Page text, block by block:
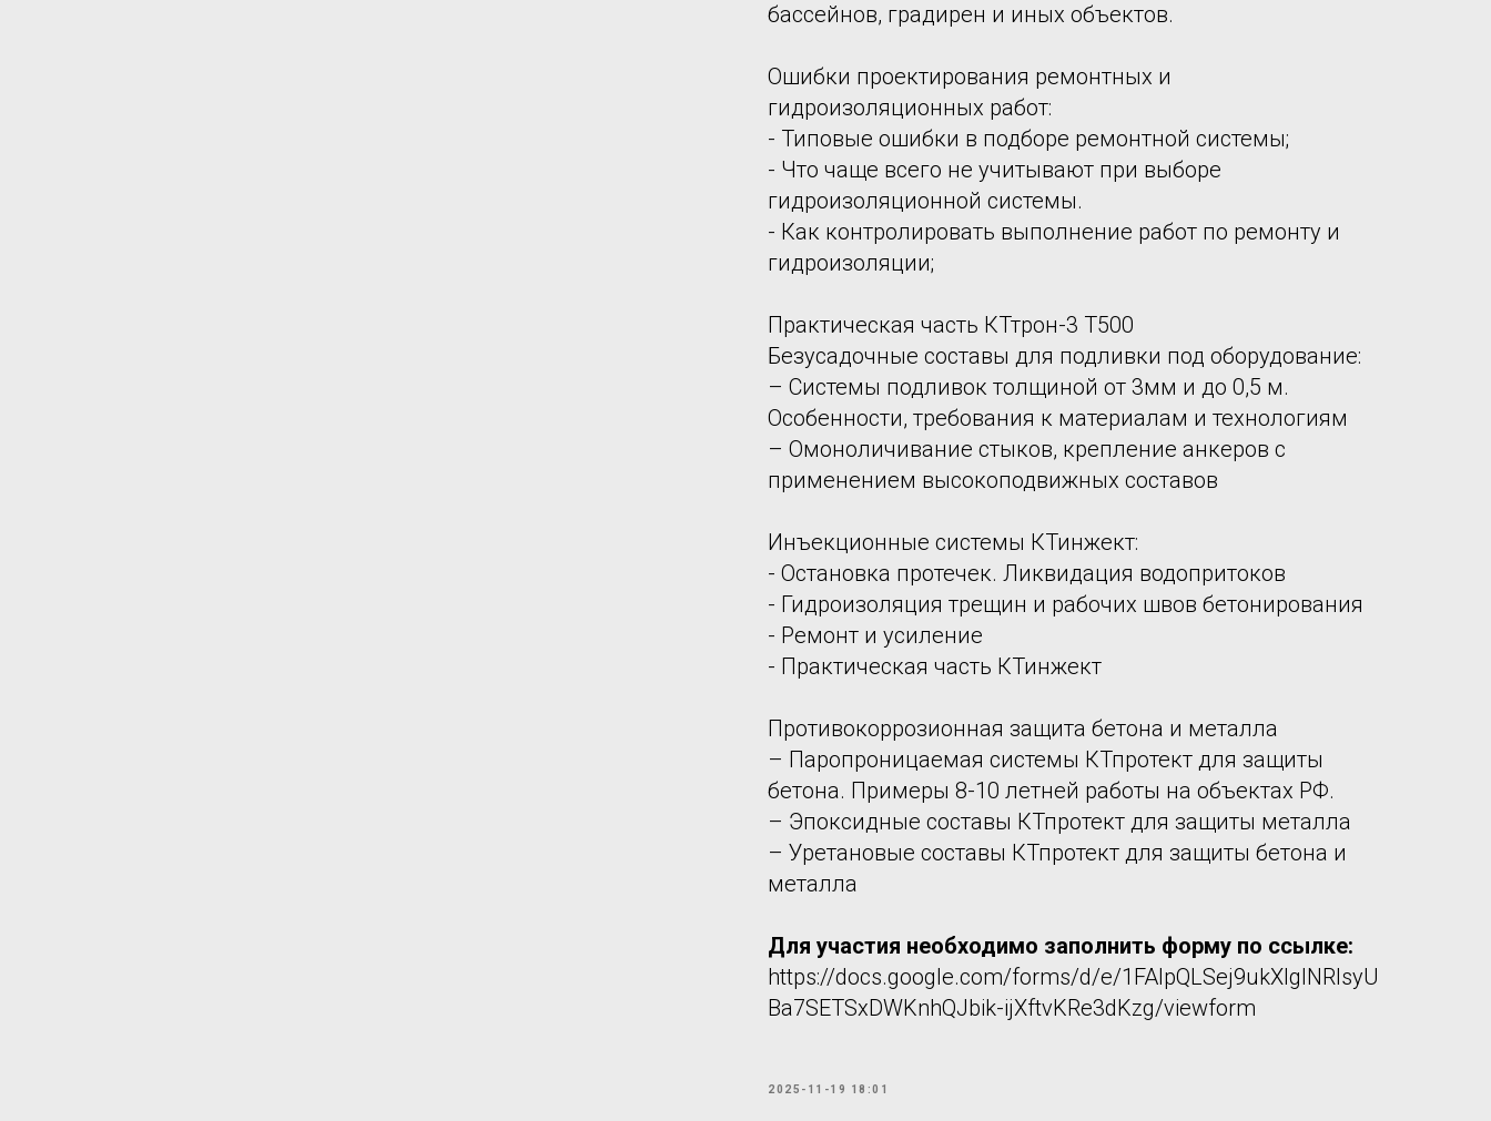
бассейнов, градирен и иных объектов.
Ошибки проектирования ремонтных и
гидроизоляционных работ:
- Типовые ошибки в подборе ремонтной системы;
- Что чаще всего не учитывают при выборе
гидроизоляционной системы.
- Как контролировать выполнение работ по ремонту и
гидроизоляции;
Практическая часть КТтрон-3 Т500
Безусадочные составы для подливки под оборудование:
– Системы подливок толщиной от 3мм и до 0,5 м.
Особенности, требования к материалам и технологиям
– Омоноличивание стыков, крепление анкеров с
применением высокоподвижных составов
Инъекционные системы КТинжект:
- Остановка протечек. Ликвидация водопритоков
- Гидроизоляция трещин и рабочих швов бетонирования
- Ремонт и усиление
- Практическая часть КТинжект
Противокоррозионная защита бетона и металла
– Паропроницаемая системы КТпротект для защиты
бетона. Примеры 8-10 летней работы на объектах РФ.
– Эпоксидные составы КТпротект для защиты металла
– Уретановые составы КТпротект для защиты бетона и
металла
Для участия необходимо заполнить форму по ссылке:
https://docs.google.com/forms/d/e/1FAIpQLSej9ukXlgINRlsyU
Ba7SETSxDWKnhQJbik-ijXftvKRe3dKzg/viewform
2025-11-19 18:01